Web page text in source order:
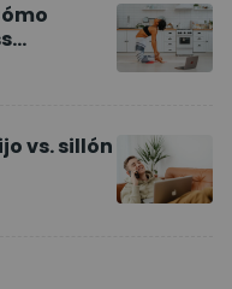
vs. sillón